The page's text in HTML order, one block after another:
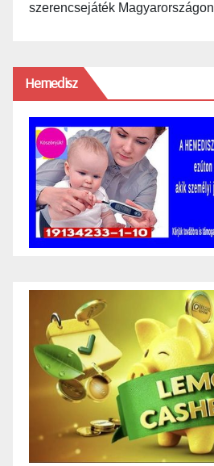
szerencsejáték Magyarországon
Hemedisz